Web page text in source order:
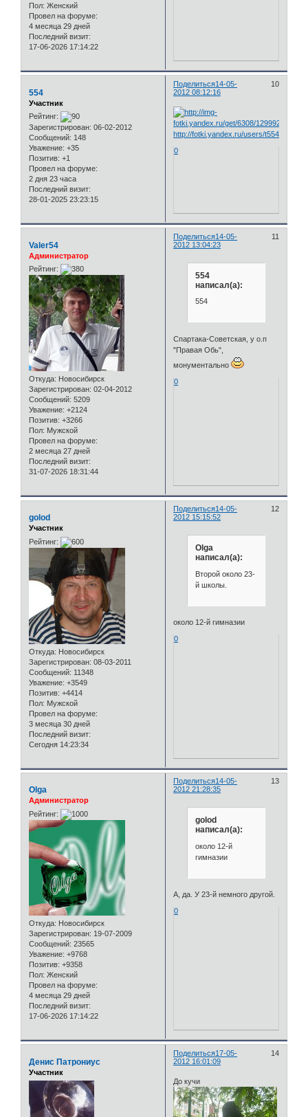
Пол: Женский
Провел на форуме:
4 месяца 29 дней
Последний визит:
17-06-2026 17:14:22
Поделиться 10
14-05-
2012 08:12:16
554
Участник
Рейтинг:
Зарегистрирован: 06-02-2012
Сообщений: 148
Уважение: +35
Позитив: +1
Провел на форуме:
2 дня 23 часа
Последний визит:
28-01-2025 23:23:15
http://fotki.yandex.ru/users/t554to/view/
0
Поделиться 11
14-05-
2012 13:04:23
Valer54
Администратор
Рейтинг:
Откуда: Новосибирск
Зарегистрирован: 02-04-2012
Сообщений: 5209
Уважение: +2124
Позитив: +3266
Пол: Мужской
Провел на форуме:
2 месяца 27 дней
Последний визит:
31-07-2026 18:31:44
554
написал(а):
554
Спартака-Советская, у о.п
"Правая Обь",
монументально
0
Поделиться 12
14-05-
2012 15:15:52
golod
Участник
Рейтинг:
Откуда: Новосибирск
Зарегистрирован: 08-03-2011
Сообщений: 11348
Уважение: +3549
Позитив: +4414
Пол: Мужской
Провел на форуме:
3 месяца 30 дней
Последний визит:
Сегодня 14:23:34
Olga
написал(а):
Второй около 23-
й школы.
около 12-й гимназии
0
Поделиться 13
14-05-
2012 21:28:35
Olga
Администратор
Рейтинг:
Откуда: Новосибирск
Зарегистрирован: 19-07-2009
Сообщений: 23565
Уважение: +9768
Позитив: +9358
Пол: Женский
Провел на форуме:
4 месяца 29 дней
Последний визит:
17-06-2026 17:14:22
golod
написал(а):
около 12-й
гимназии
А, да. У 23-й немного другой.
0
Поделиться 14
17-05-
2012 16:01:09
Денис Патрониус
Участник
До кучи